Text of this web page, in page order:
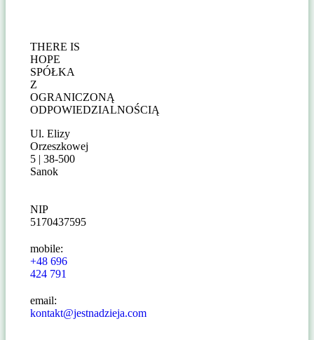
THERE IS
HOPE
SPÓŁKA
Z
OGRANICZONĄ
ODPOWIEDZIALNOŚCIĄ
Ul. Elizy
Orzeszkowej
5 | 38-500
Sanok
NIP
5170437595
mobile:
+48 696
424 791
email:
kontakt@jestnadzieja.com